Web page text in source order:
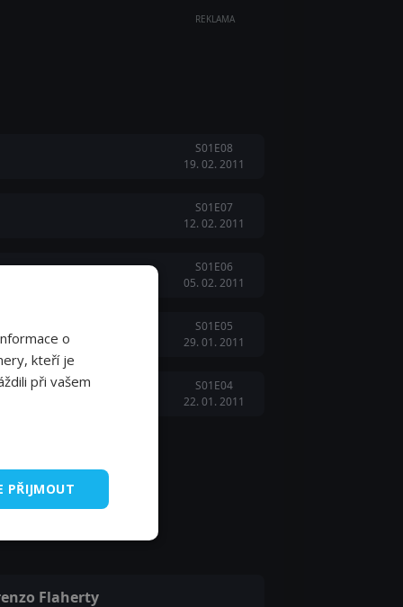
REKLAMA
S01E08
19. 02. 2011
S01E07
12. 02. 2011
S01E06
05. 02. 2011
S01E05
29. 01. 2011
S01E04
22. 01. 2011
Flaherty
o
kteří je
při vašem
PŘIJMOUT